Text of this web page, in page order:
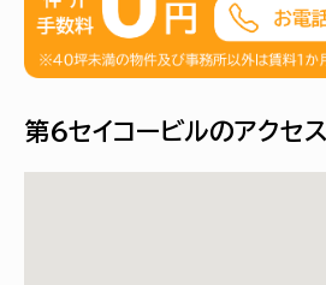
第６セイコービルのアクセス